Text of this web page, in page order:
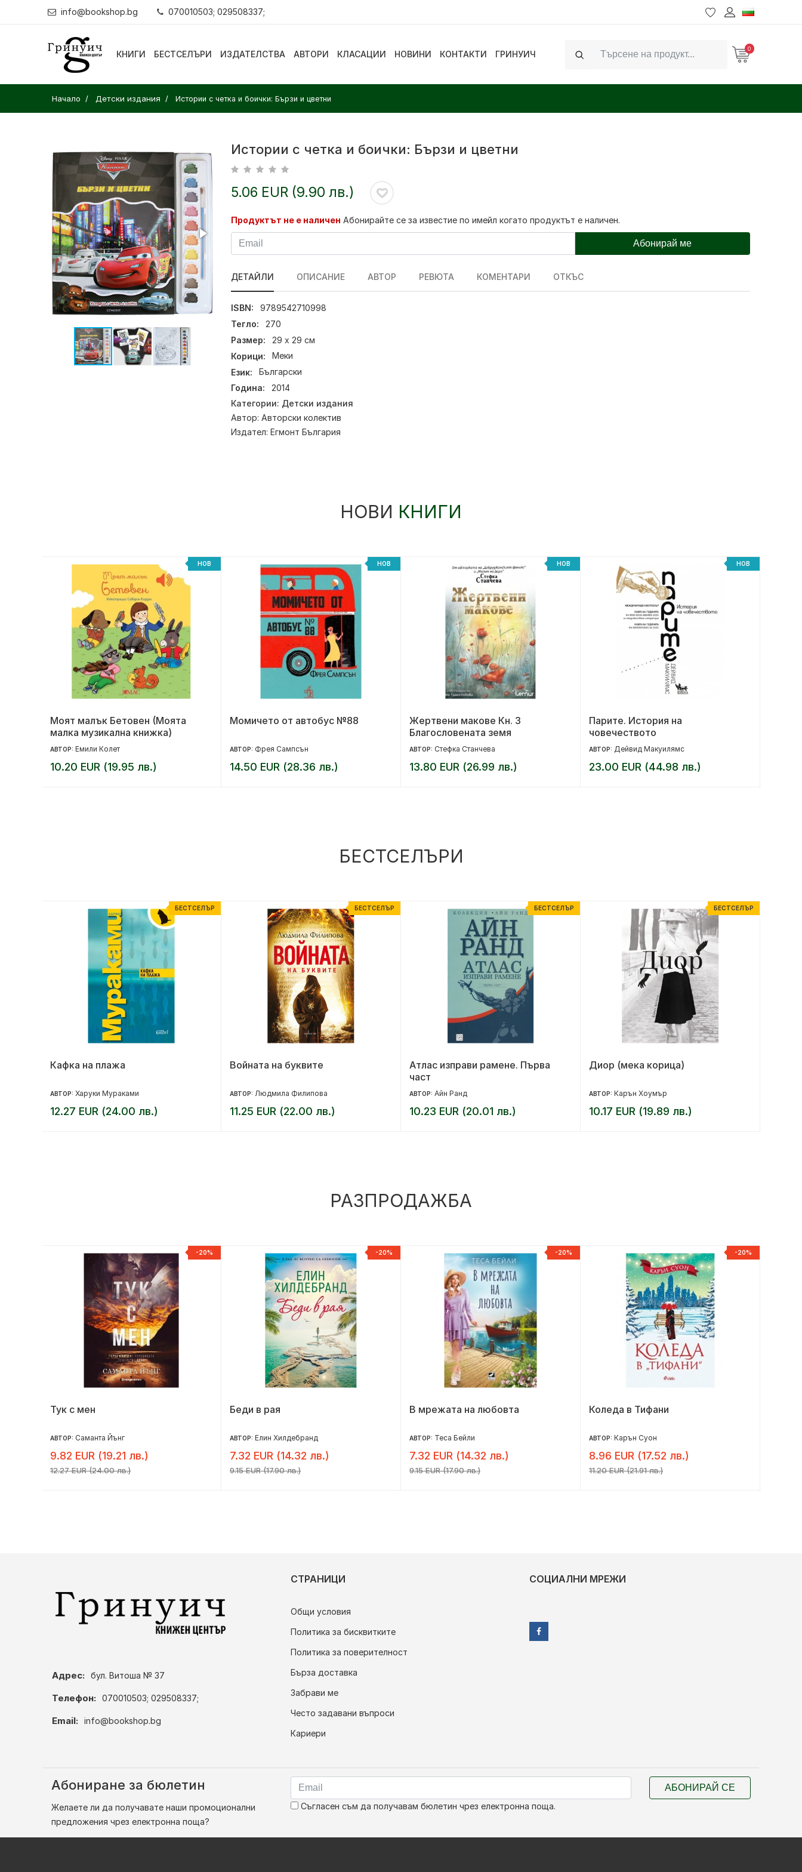
info@bookshop.bg 070010503; 029508337;
КНИГИ БЕСТСЕЛЪРИ ИЗДАТЕЛСТВА АВТОРИ КЛАСАЦИИ НОВИНИ КОНТАКТИ ГРИНУИЧ
Search
0
Начало Детски издания Истории с четка и боички: Бързи и цветни
Истории с четка и боички: Бързи и цветни
5.06 EUR (9.90 лв.)
Продуктът не е наличен Абонирайте се за известие по имейл когато продуктът е наличен.
Абонирай ме
ДЕТАЙЛИ ОПИСАНИЕ АВТОР РЕВЮТА КОМЕНТАРИ ОТКЪС
ISBN:
9789542710998
Тегло:
270
Размер:
29 х 29 см
Корици:
Меки
Език:
Български
Година:
2014
Категории: Детски издания
Автор: Авторски колектив
Издател: Егмонт България
НОВИ КНИГИ
НОВ
Моят малък Бетовен (Моята
малка музикална книжка)
АВТОР: Емили Колет
10.20 EUR (19.95 лв.)
НОВ
Момичето от автобус №88
АВТОР: Фрея Сампсън
14.50 EUR (28.36 лв.)
НОВ
Жертвени макове Кн. 3
Благословената земя
АВТОР: Стефка Станчева
13.80 EUR (26.99 лв.)
НОВ
Парите. История на
човечеството
АВТОР: Дейвид Макуилямс
23.00 EUR (44.98 лв.)
БЕСТСЕЛЪРИ
БЕСТСЕЛЪР
Кафка на плажа
АВТОР: Харуки Мураками
12.27 EUR (24.00 лв.)
БЕСТСЕЛЪР
Войната на буквите
АВТОР: Людмила Филипова
11.25 EUR (22.00 лв.)
БЕСТСЕЛЪР
Атлас изправи рамене. Първа
част
АВТОР: Айн Ранд
10.23 EUR (20.01 лв.)
БЕСТСЕЛЪР
Диор (мека корица)
АВТОР: Карън Хоумър
10.17 EUR (19.89 лв.)
РАЗПРОДАЖБА
-20%
Тук с мен
АВТОР: Саманта Йънг
9.82 EUR (19.21 лв.)
12.27 EUR (24.00 лв.)
-20%
Беди в рая
АВТОР: Елин Хилдебранд
7.32 EUR (14.32 лв.)
9.15 EUR (17.90 лв.)
-20%
В мрежата на любовта
АВТОР: Теса Бейли
7.32 EUR (14.32 лв.)
9.15 EUR (17.90 лв.)
-20%
Коледа в Тифани
АВТОР: Карън Суон
8.96 EUR (17.52 лв.)
11.20 EUR (21.91 лв.)
Адрес: бул. Витоша № 37
Телефон: 070010503; 029508337;
Email: info@bookshop.bg
СТРАНИЦИ
Общи условия
Политика за бисквитките
Политика за поверителност
Бърза доставка
Забрави ме
Често задавани въпроси
Кариери
СОЦИАЛНИ МРЕЖИ
Абониране за бюлетин
Желаете ли да получавате наши промоционални
предложения чрез електронна поща?
Съгласен съм да получавам бюлетин чрез електронна поща.
АБОНИРАЙ СЕ